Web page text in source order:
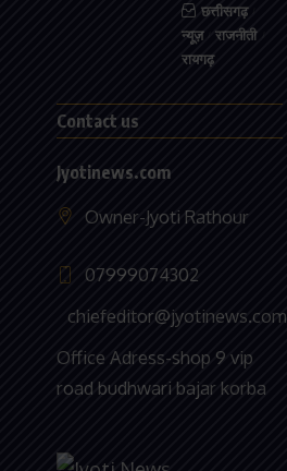
छत्तीसगढ़
न्यूज़
राजनीती
रायगढ़
Contact us
Jyotinews.com
Owner-Jyoti Rathour
07999074302
chiefeditor@jyotinews.com
Office Adress-shop 9 vip
road budhwari bajar korba